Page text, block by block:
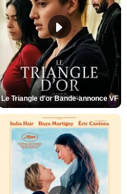
Le Triangle d'or Bande-annonce VF